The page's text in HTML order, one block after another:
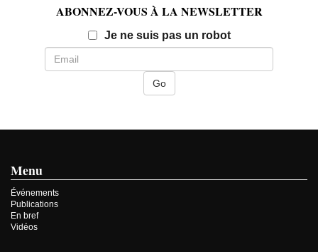
ABONNEZ-VOUS À LA NEWSLETTER
Je ne suis pas un robotEmail
Menu
Événements
Publications
En bref
Vidéos